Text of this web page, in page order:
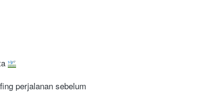
perjalanan sebelum